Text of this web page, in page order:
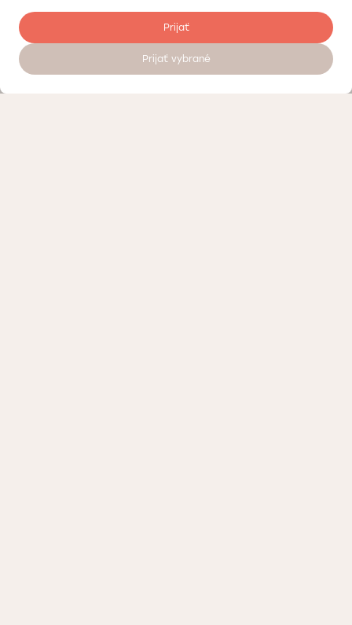
Prijať
Prijať vybrané
Objednať sa na vyšetrenie 24/7